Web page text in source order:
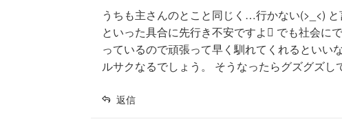
うちも主さんのとこと同じく…行かない(>_<)
といった具合に先行き不安ですよ でも社会に
っているので頑張って早く馴れてくれるといい
ルサクなるでしょう。 そうなったらグズグズ
返信